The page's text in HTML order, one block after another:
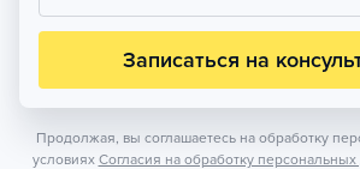
Записаться на
Продолжая, вы соглашаетесь на обработку
условиях Согласия на обработку